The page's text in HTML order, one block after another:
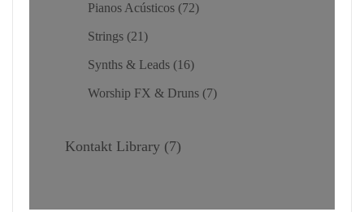
Pianos Acústicos 72
Strings 21
Synths & Leads 16
Worship FX & Druns 7
Kontakt Library 7